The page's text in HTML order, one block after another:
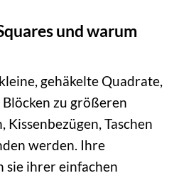
und warum
gehäkelte Quadrate,
zu größeren
Taschen
werden. Ihre
sie ihrer einfachen